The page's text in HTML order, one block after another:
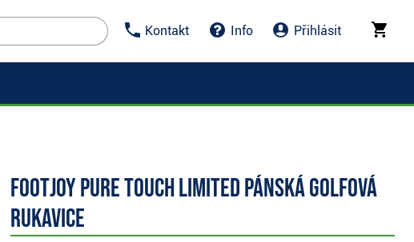
Kontakt Info Přihlásit
Footjoy Pure Touch Limited pánská golfová
rukavice